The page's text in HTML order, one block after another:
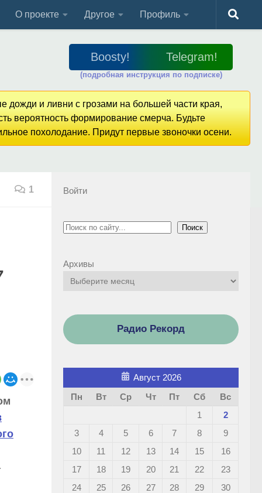
О проекте Другое Профиль
Boosty! Telegram!
(подробная инструкция по подписке)
дожди и ливни с грозами на большей части края,
вероятность формирование смерча. Будьте
похолодание. Придут первые звоночки осени.
1 Войти
Поиск Поиск
Архивы
Радио Рекорд
Август 2026
Пн
Вт Ср Чт Пт Сб
Вс
1
2
3
4 5 6 7 8
9
10
11 12 13 14 15
16
17
18 19 20 21 22
23
24
25 26 27 28 29
30